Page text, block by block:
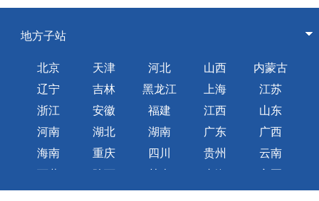
地方子站
北京 天津 河北 山西
内蒙古
辽宁
吉林 黑龙江 上海
江苏
浙江
安徽 福建 江西
山东
河南
湖北 湖南 广东
广西
海南
重庆 四川 贵州
云南